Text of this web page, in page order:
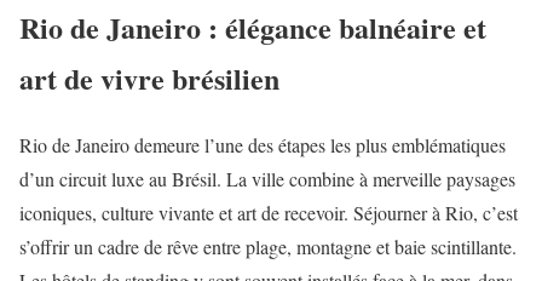
Rio de Janeiro : élégance balnéaire et
art de vivre brésilien
Rio de Janeiro demeure l’une des étapes les plus emblématiques
d’un circuit luxe au Brésil. La ville combine à merveille paysages
iconiques, culture vivante et art de recevoir. Séjourner à Rio, c’est
s’offrir un cadre de rêve entre plage, montagne et baie scintillante.